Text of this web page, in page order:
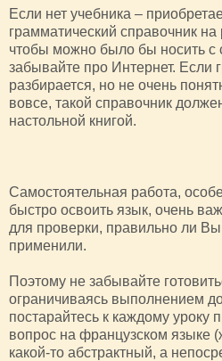
Если нет учебника –
грамматический справочник на
чтобы можно было бы носить с
забывайте про Интернет. Если
разбирается, но не очень
вовсе, такой справочник
настольной книгой.
Самостоятельная работа,
быстро освоить язык, очень
для проверки, правильно ли
применили.
Поэтому не забывайте
ограничиваясь выполнением
постарайтесь к каждому уроку
вопрос на французском языке
какой-то абстрактный, а